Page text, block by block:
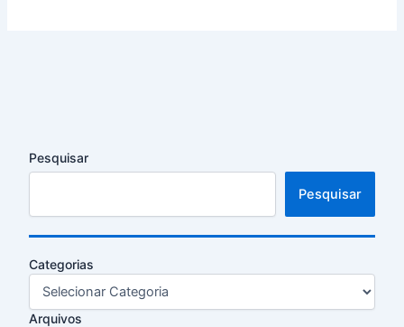
Pesquisar
Pesquisar
Categorias
Arquivos